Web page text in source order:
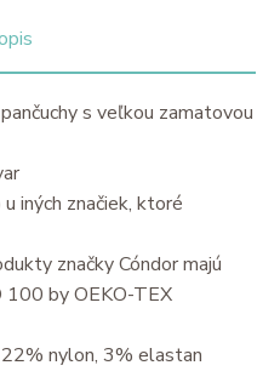
s veľkou zamatovou
iných značiek, ktoré
značky Cóndor majú
by OEKO-TEX
nylon, 3% elastan